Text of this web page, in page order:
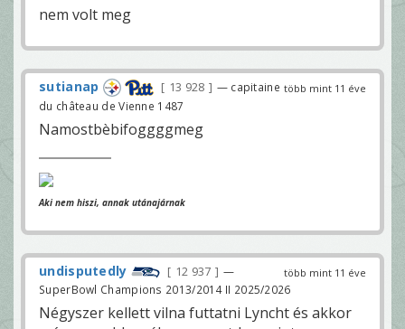
nem volt meg
több mint 11 éve
sutianap 13 928
— capitaine
du château de Vienne 1487
Namostbèbifoggggmeg
Aki nem hiszi, annak utánajárnak
több mint 11 éve
undisputedly 12 937
—
SuperBowl Champions 2013/2014 II 2025/2026
Négyszer kellett vilna futtatni Lyncht és akkor